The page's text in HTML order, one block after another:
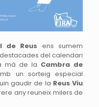
de Reus ens sumem
del calendari
mà de la Cambra de
un sorteig especial
gaudir de la Reus Viu
any reuneix milers de